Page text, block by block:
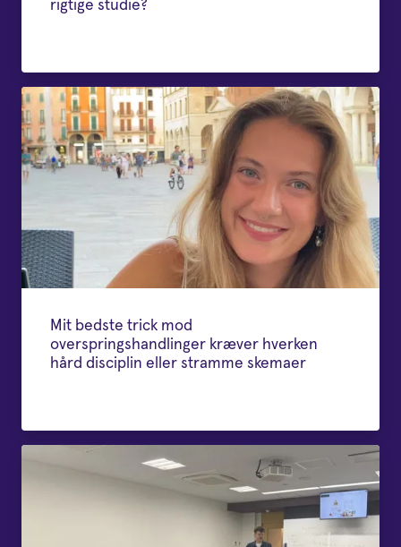
rigtige studie?
Mit bedste trick mod
overspringshandlinger kræver hverken
hård disciplin eller stramme skemaer